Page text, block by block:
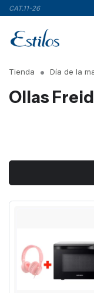
CAT.11-26
Tienda Día de la
Ollas